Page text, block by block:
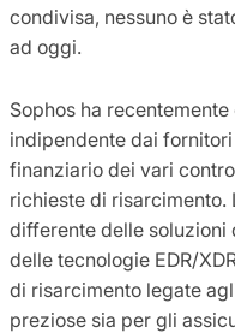
condivisa, nessuno è
ad oggi.
Sophos ha
indipendente dai
finanziario dei vari
richieste di risarcimento.
differente delle soluzioni
delle tecnologie EDR/
di risarcimento legate
preziose sia per gli